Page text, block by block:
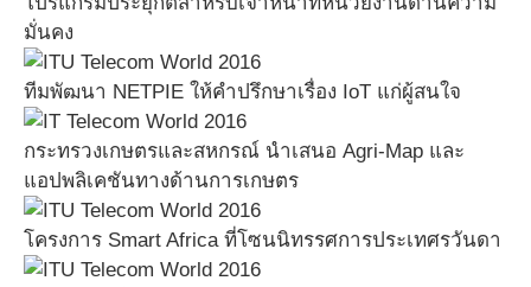
มั่นคง
ทีมพัฒนา NETPIE ให้คำปรึกษาเรื่อง IoT แก่ผู้สนใจ
กระทรวงเกษตรและสหกรณ์ นำเสนอ Agri-Map และ
แอปพลิเคชันทางด้านการเกษตร
โครงการ Smart Africa ที่โซนนิทรรศการประเทศรวันดา